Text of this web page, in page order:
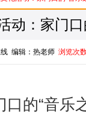
动：家门
编辑：热老师 浏览次
口的“音乐